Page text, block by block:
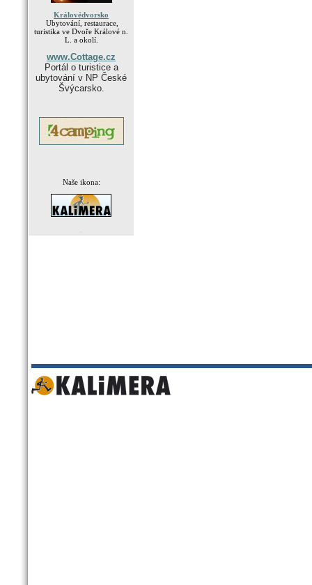
Královédvorsko
Ubytování, restaurace,
turistika ve Dvoře Králové n.
L. a okolí.
www.Cottage.cz
Portál o turistice a
ubytování v NP České
Švýcarsko.
Naše ikona: